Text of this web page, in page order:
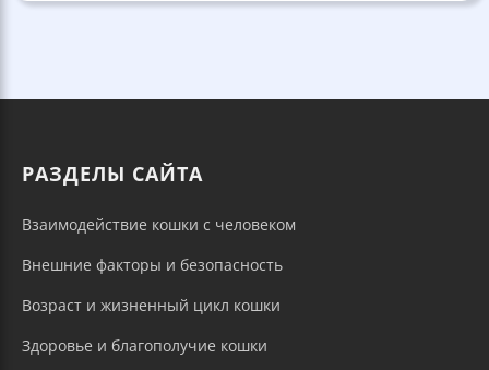
РАЗДЕЛЫ САЙТА
Взаимодействие кошки с человеком
Внешние факторы и безопасность
Возраст и жизненный цикл кошки
Здоровье и благополучие кошки